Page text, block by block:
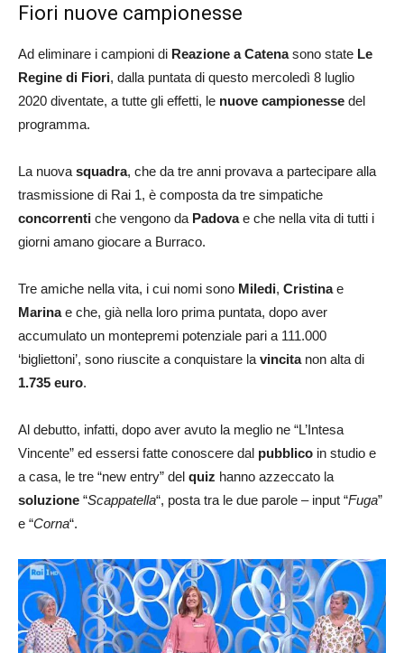
Fiori nuove campionesse
Ad eliminare i campioni di Reazione a Catenasono state Le
Regine di Fiori, dalla puntata di questo mercoledì 8 luglio
2020 diventate, a tutte gli effetti, le nuove campionesse del
programma.
La nuova squadra, che da tre anni provava a partecipare alla
trasmissione di Rai 1, è composta da tre simpatiche
concorrenti che vengono da Padovae che nella vita di tutti i
giorni amano giocare a Burraco.
Tre amiche nella vita, i cui nomi sono Miledi, Cristinae
Marinae che, già nella loro prima puntata, dopo aver
accumulato un montepremi potenziale pari a 111.000
‘bigliettoni’, sono riuscite a conquistare la vincitanon alta di
1.735 euro.
Al debutto, infatti, dopo aver avuto la meglio ne “L’Intesa
Vincente” ed essersi fatte conoscere dal pubblico in studio e
a casa, le tre “new entry” del quiz hanno azzeccato la
soluzione “Scappatella“, posta tra le due parole – input “Fuga”
e “Corna“.